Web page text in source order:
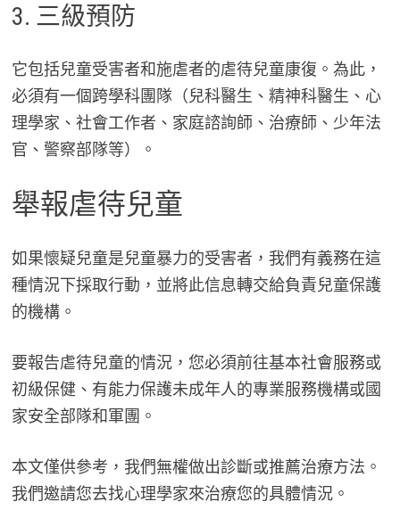
3. 三級預防
它包括兒童受害者和施虐者的虐待兒童康復。為此，
必須有一個跨學科團隊（兒科醫生、精神科醫生、心
理學家、社會工作者、家庭諮詢師、治療師、少年法
官、警察部隊等）。
舉報虐待兒童
如果懷疑兒童是兒童暴力的受害者，我們有義務在這
種情況下採取行動，並將此信息轉交給負責兒童保護
的機構。
要報告虐待兒童的情況，您必須前往基本社會服務或
初級保健、有能力保護未成年人的專業服務機構或國
家安全部隊和軍團。
本文僅供參考，我們無權做出診斷或推薦治療方法。
我們邀請您去找心理學家來治療您的具體情況。